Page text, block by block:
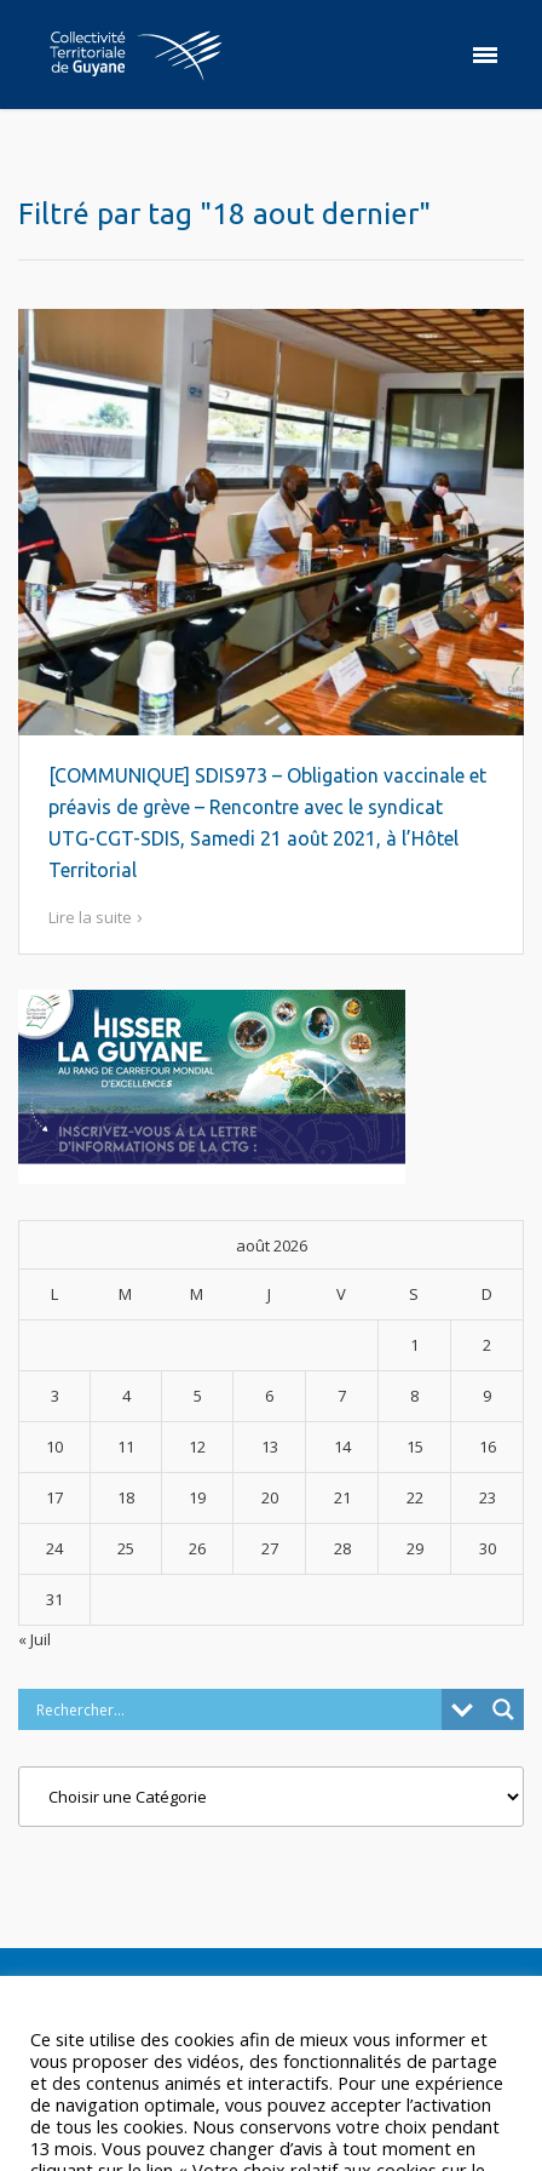
Filtré par tag "18 aout dernier"
[COMMUNIQUE] SDIS973 – Obligation vaccinale et
préavis de grève – Rencontre avec le syndicat
UTG-CGT-SDIS, Samedi 21 août 2021, à l’Hôtel
Territorial
Lire la suite
août 2026
L M M J V S D
1 2
3 4 5 6 7 8 9
10 11 12 13 14 15 16
17 18 19 20 21 22 23
24 25 26 27 28 29 30
31
« Juil
Ce site utilise des cookies afin de mieux vous informer et
vous proposer des vidéos, des fonctionnalités de partage
et des contenus animés et interactifs. Pour une expérience
de navigation optimale, vous pouvez accepter l’activation
de tous les cookies. Nous conservons votre choix pendant
13 mois. Vous pouvez changer d’avis à tout moment en